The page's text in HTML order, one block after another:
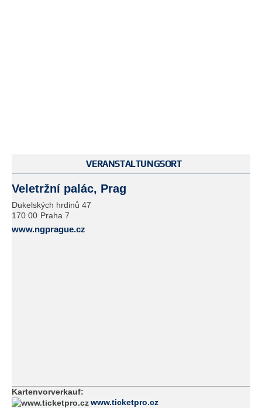
VERANSTALTUNGSORT
Veletržní palác, Prag
Dukelských hrdinů 47
170 00 Praha 7
www.ngprague.cz
Kartenvorverkauf:
www.ticketpro.cz